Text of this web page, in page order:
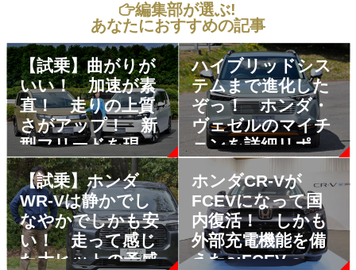
編集部が選ぶ!
あなたにおすすめの記事
【試乗】曲がりが
いい！ 加速が素
直！ 走りの上質
さがアップ！ 新
型フリードを現行
モデルと走り比べ
ハイブリッドシス
テムまで進化した
ぞっ！ ホンダ・
ヴェゼルのマイチ
ェンを詳細リポー
【試乗】ホンダ
WR-Vは静かでし
なやかでしかも安
い！ 走って感じ
た大ヒットの予感
ホンダCR-Vが
FCEVになって国
内復活！ しかも
外部充電機能を備
えたe:FCEVって